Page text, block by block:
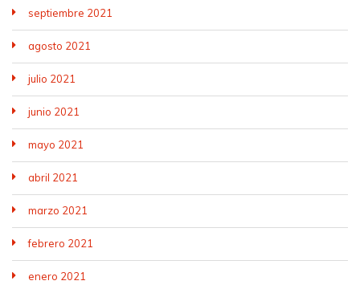
septiembre 2021
agosto 2021
julio 2021
junio 2021
mayo 2021
abril 2021
marzo 2021
febrero 2021
enero 2021